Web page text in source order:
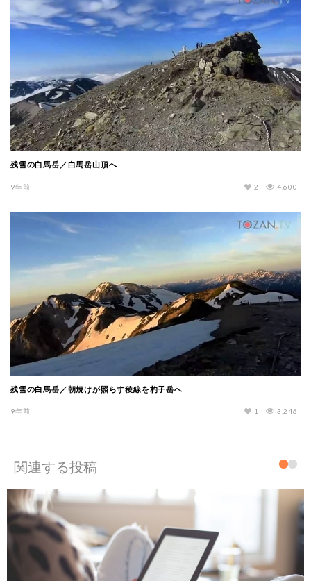
残雪の白馬岳／白馬岳山頂へ
9年前 4,600
2
残雪の白馬岳／朝焼けが照らす稜線を杓子岳へ
9年前 3,246
1
関連する投稿